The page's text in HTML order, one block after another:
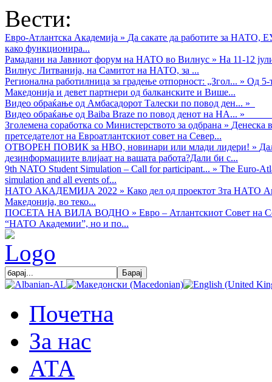
Вести:
Евро-Атлантска Академија » Да сакате да работите за НАТО,
како функционира...
Рамадани на Јавниот форум на НАТО во Вилнус » На 11-12
Вилнус Литванија, на Самитот на НАТО, за ...
Регионална работилница за градење отпорност: „Згол... » Од 5-
Македонија и девет партнери од балканските и Више...
Видео обраќањe од Амбасадорот Талески по повод ден... »
Видео обраќање од Baiba Braze по повод денот на НА... »
Зголемена соработка со Министерството за одбрана » Денеска
претседателот на Евроатлантскиот совет на Север...
ОТВОРЕН ПОВИК за НВО, новинари или млади лидери! »
дезинформациите влијаат на вашата работа?Дали би с...
9th NATO Student Simulation – Call for participant... » The Euro-
simulation and all events of...
НАТО АКАДЕМИЈА 2022 » Како дел од проектот 3та НАТО
Македонија, во теко...
ПОСЕТА НА ВИЛА ВОДНО » Евро – Атлантскиот Совет на
“НАТО Академии”, но и по...
Почетна
За нас
АТА